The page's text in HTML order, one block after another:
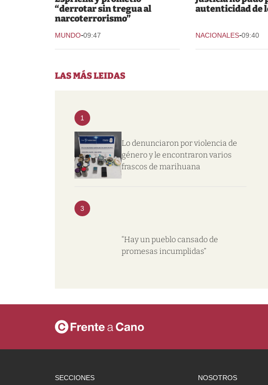
“derrotar sin tregua al
narcoterrorismo”
MUNDO-09:47
autenticidad de
NACIONALES-09:40
LAS MÁS LEIDAS
1
Lo denunciaron por violencia de
género y le encontraron varios
frascos de marihuana
3
“Hay un pueblo cansado de
promesas incumplidas”
SECCIONES NOSOTROS